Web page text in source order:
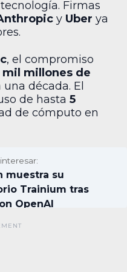
Firmas
y Uber ya
, el compromiso
mil millones de
década. El
de hasta 5
de cómputo en
muestra su
Trainium tras
OpenAI